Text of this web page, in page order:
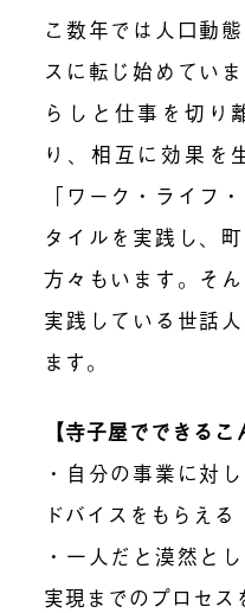
こ数年では人口動
スに転じ始めてい
らしと仕事を切り
り、相互に効果を
「ワーク・ライフ
タイルを実践し、
方々もいます。そ
実践している世話
ます。
【寺子屋でできるこ
・自分の事業に対
ドバイスをもらえる
・一人だと漠然と
実現までのプロセス